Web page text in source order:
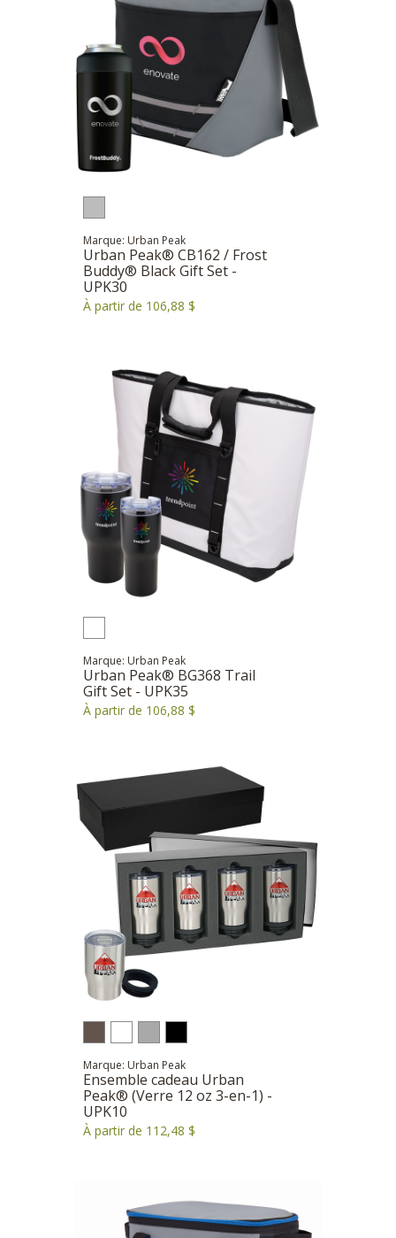
Marque: Urban Peak
Urban Peak® CB162 / Frost
Buddy® Black Gift Set -
UPK30
À partir de 106,88 $
Marque: Urban Peak
Urban Peak® BG368 Trail
Gift Set - UPK35
À partir de 106,88 $
Marque: Urban Peak
Ensemble cadeau Urban
Peak® (Verre 12 oz 3-en-1) -
UPK10
À partir de 112,48 $